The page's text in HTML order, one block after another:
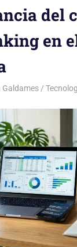
del
en
Galdames